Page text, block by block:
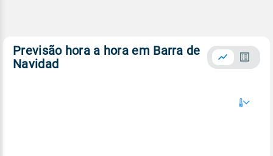
Previsão hora a hora em Barra de
Navidad